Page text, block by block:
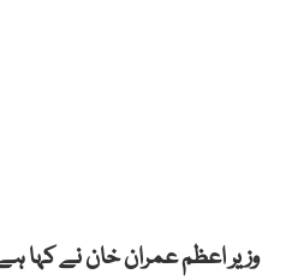
وزیر اعظم عمران خان نے کہا ہے